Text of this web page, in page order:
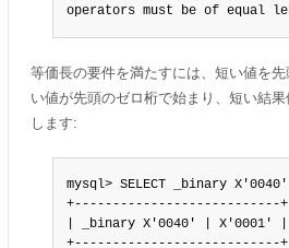
operators must be of equal
等価長の要件を満たすには、短い値を
い値が先頭のゼロ桁で始まり、短い結
します:
mysql> SELECT _binary
+---------------------------+
| _binary X'0040' | X'0001' |
+---------------------------+